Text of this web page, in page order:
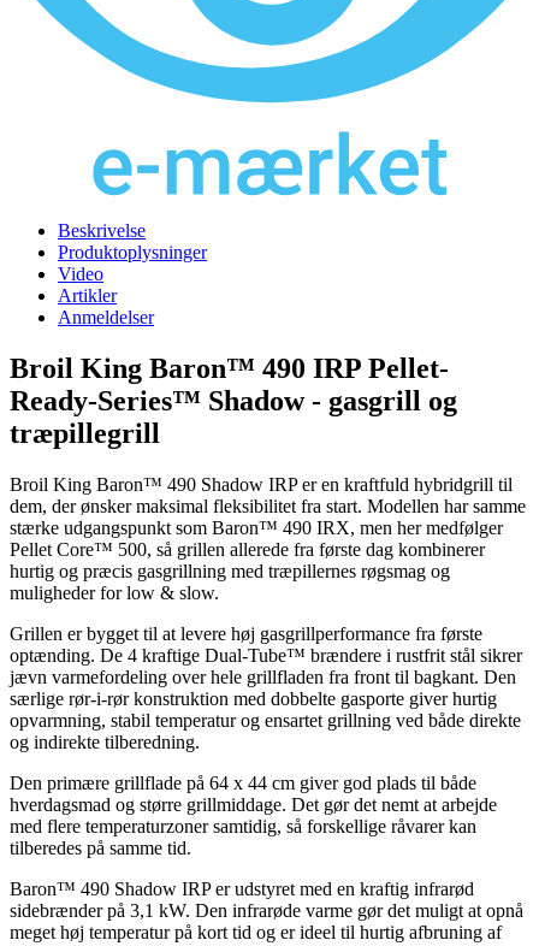
Beskrivelse
Produktoplysninger
Video
Artikler
Anmeldelser
Broil King Baron™ 490 IRP Pellet-
Ready-Series™ Shadow - gasgrill og
træpillegrill
Broil King Baron™ 490 Shadow IRP er en kraftfuld hybridgrill til
dem, der ønsker maksimal fleksibilitet fra start. Modellen har samme
stærke udgangspunkt som Baron™ 490 IRX, men her medfølger
Pellet Core™ 500, så grillen allerede fra første dag kombinerer
hurtig og præcis gasgrillning med træpillernes røgsmag og
muligheder for low & slow.
Grillen er bygget til at levere høj gasgrillperformance fra første
optænding. De 4 kraftige Dual-Tube™ brændere i rustfrit stål sikrer
jævn varmefordeling over hele grillfladen fra front til bagkant. Den
særlige rør-i-rør konstruktion med dobbelte gasporte giver hurtig
opvarmning, stabil temperatur og ensartet grillning ved både direkte
og indirekte tilberedning.
Den primære grillflade på 64 x 44 cm giver god plads til både
hverdagsmad og større grillmiddage. Det gør det nemt at arbejde
med flere temperaturzoner samtidig, så forskellige råvarer kan
tilberedes på samme tid.
Baron™ 490 Shadow IRP er udstyret med en kraftig infrarød
sidebrænder på 3,1 kW. Den infrarøde varme gør det muligt at opnå
meget høj temperatur på kort tid og er ideel til hurtig afbruning af